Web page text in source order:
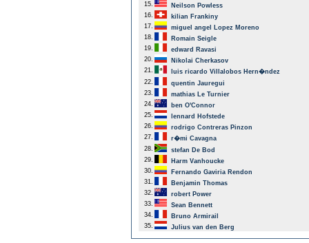
15.
Neilson Powless
16.
kilian Frankiny
17.
miguel angel Lopez Moreno
18.
Romain Seigle
19.
edward Ravasi
20.
Nikolai Cherkasov
21.
luis ricardo Villalobos Hern�ndez
22.
quentin Jauregui
23.
mathias Le Turnier
24.
ben O'Connor
25.
lennard Hofstede
26.
rodrigo Contreras Pinzon
27.
r�mi Cavagna
28.
stefan De Bod
29.
Harm Vanhoucke
30.
Fernando Gaviria Rendon
31.
Benjamin Thomas
32.
robert Power
33.
Sean Bennett
34.
Bruno Armirail
35.
Julius van den Berg